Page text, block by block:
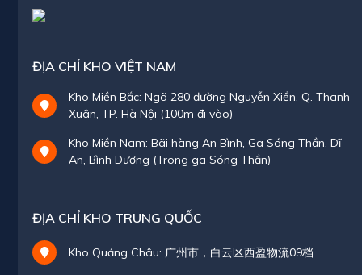
ĐỊA CHỈ KHO VIỆT NAM
Kho Miền Bắc: Ngõ 280 đường Nguyễn Xiển, Q. Thanh
Xuân, TP. Hà Nội (100m đi vào)
Kho Miền Nam: Bãi hàng An Bình, Ga Sóng Thần, Dĩ
An, Bình Dương (Trong ga Sóng Thần)
ĐỊA CHỈ KHO TRUNG QUỐC
Kho Quảng Châu: 广州市，白云区西盈物流09档